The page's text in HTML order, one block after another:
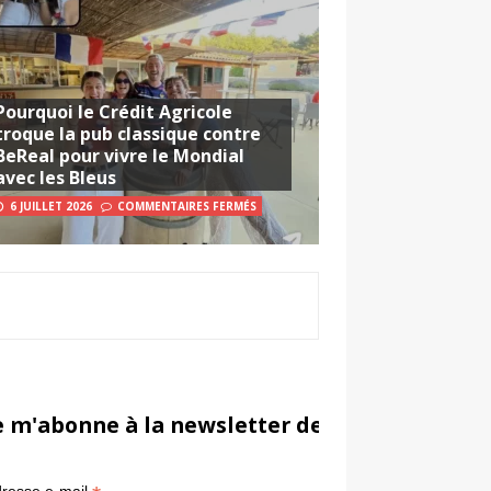
le Crédit Agricole
la pub classique contre
pour vivre le Mondial
les Bleus
6 JUILLET 2026 COMMENTAIRES FERMÉS
m'abonne à la newsletter de